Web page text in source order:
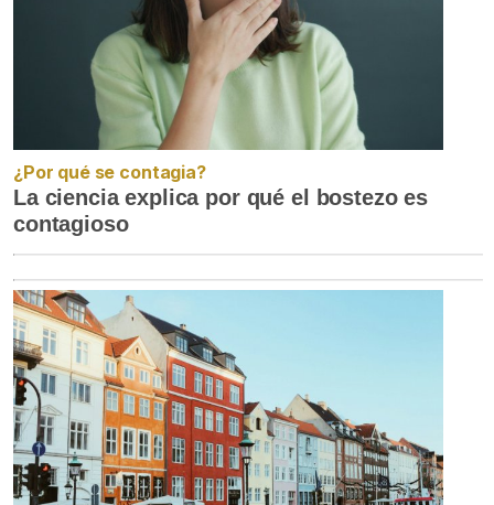
¿Por qué se contagia?
La ciencia explica por qué el bostezo es
contagioso